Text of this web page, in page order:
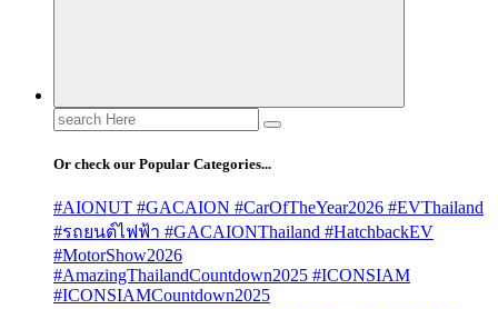
Search
for:
Or check our Popular Categories...
#AIONUT #GACAION #CarOfTheYear2026 #EVThailand
#รถยนต์ไฟฟ้า #GACAIONThailand #HatchbackEV
#MotorShow2026
#AmazingThailandCountdown2025 #ICONSIAM
#ICONSIAMCountdown2025